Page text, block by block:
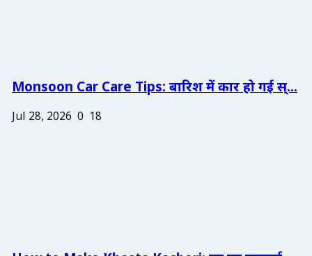
Monsoon Car Care Tips: बारिश में कार हो गई स्...
Jul 28, 2026 0 18